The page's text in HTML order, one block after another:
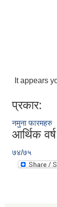
It appears
प्रकार:
नमुना फारमहरु
आर्थिक
७४/७५